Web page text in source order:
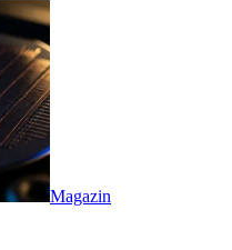
Magazin